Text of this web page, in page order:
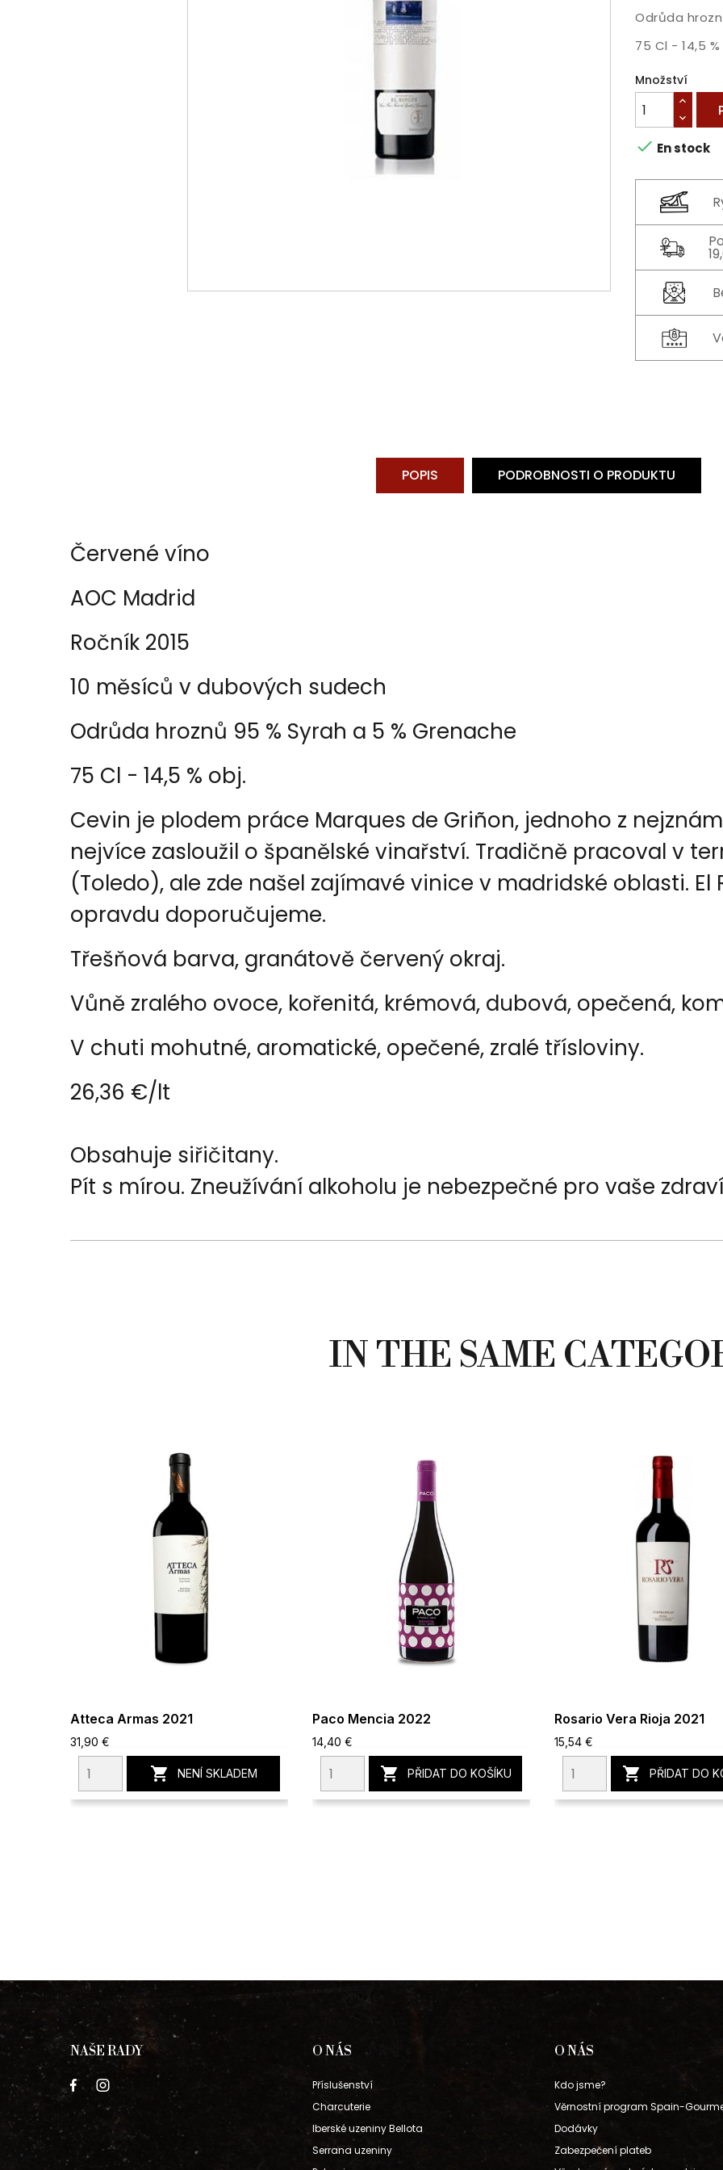
Odrůda
75 Cl - 14,5
Množství
 En stock
POPIS PODROBNOSTI O PRODUKTU
Červené víno
AOC Madrid
Ročník 2015
10 měsíců v dubových sudech
Odrůda hroznů 95 % Syrah a 5 % Grenache
75 Cl - 14,5 % obj.
Cevin je plodem práce Marques de Griñon, jednoho z
nejvíce zasloužil o španělské vinařství. Tradičně pracoval v
(Toledo), ale zde našel zajímavé vinice v madridské oblasti. El
opravdu doporučujeme.
Třešňová barva, granátově červený okraj.
Vůně zralého ovoce, kořenitá, krémová, dubová, opečená,
V chuti mohutné, aromatické, opečené, zralé třísloviny.
26,36 €/lt
Obsahuje siřičitany.
Pít s mírou. Zneužívání alkoholu je nebezpečné pro vaše
IN THE SAME
Atteca Armas 2021
31,90 €
 NENÍ SKLADEM
Paco Mencia 2022
14,40 €
 PŘIDAT DO KOŠÍKU
Rosario Vera Rioja 2021
15,54 €
 PŘIDAT DO
NAŠE RADY O NÁS
Příslušenství
Charcuterie
Iberské uzeniny Bellota
Serrana uzeniny
O NÁS
Kdo jsme?
Věrnostní program Spain-
Dodávky
Zabezpečení plateb